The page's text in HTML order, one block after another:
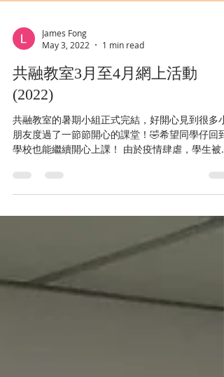
James Fong
May 3, 2022
1 min read
共融教室3月至4月網上活動
(2022)
共融教室的暑期小組正式完結，好開心見到很多小
朋友度過了一節節開心的課堂！🤣希望同學仔回到
於在2022年3月份提早放「暑假」。不少家長對於
如其來的安排感到無所適從，一方面又擔心小朋友
會跟不上進度，另一方面又擔心他們長期未能上